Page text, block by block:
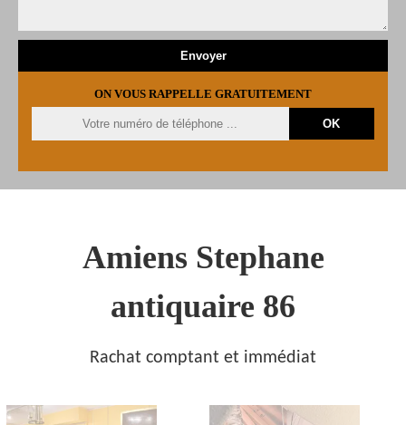
ON VOUS RAPPELLE GRATUITEMENT
Amiens Stephane
antiquaire 86
Rachat comptant et immédiat